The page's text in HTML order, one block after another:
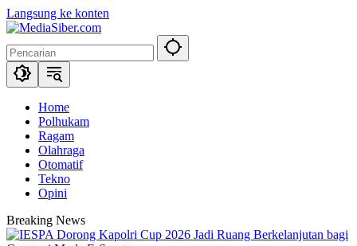
Langsung ke konten
Home
Polhukam
Ragam
Olahraga
Otomatif
Tekno
Opini
Breaking News